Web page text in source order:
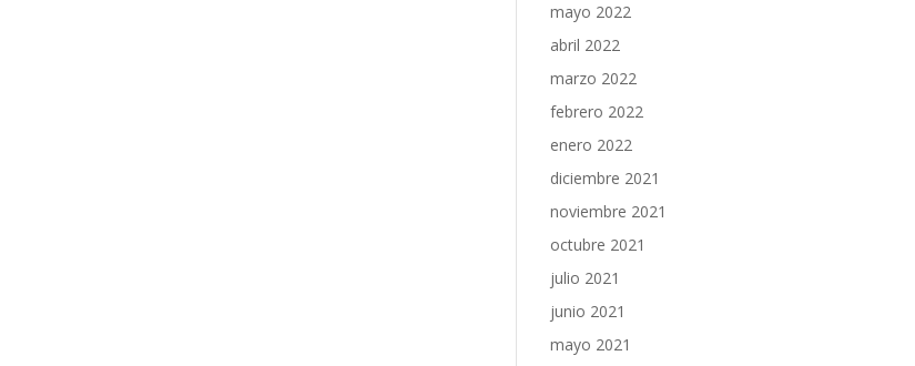
mayo 2022
abril 2022
marzo 2022
febrero 2022
enero 2022
diciembre 2021
noviembre 2021
octubre 2021
julio 2021
junio 2021
mayo 2021